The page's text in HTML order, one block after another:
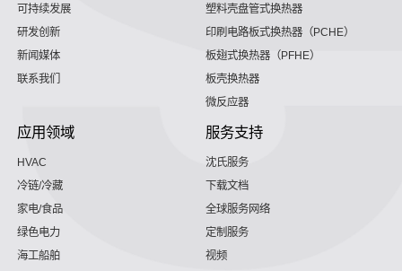
可持续发展
研发创新
新闻媒体
联系我们
塑料壳盘管式换热器
印刷电路板式换热器（PCHE）
板翅式换热器（PFHE）
板壳换热器
微反应器
应用领域
HVAC
冷链/冷藏
家电/食品
绿色电力
海工船舶
服务支持
沈氏服务
下载文档
全球服务网络
定制服务
视频